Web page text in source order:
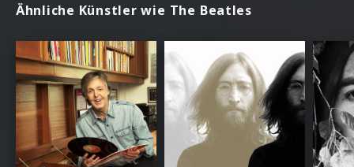
Ähnliche Künstler wie The Beatles